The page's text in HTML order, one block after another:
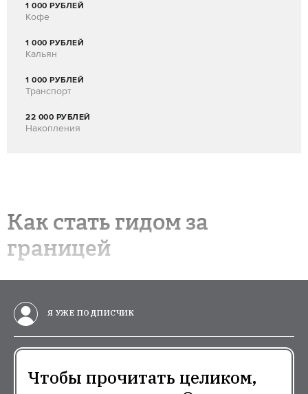
Кальян
Транспорт
Накопления
Я УЖЕ ПОДПИСЧИК
Чтобы прочитать целиком, купите
подписку. Она открывает сразу три
издания